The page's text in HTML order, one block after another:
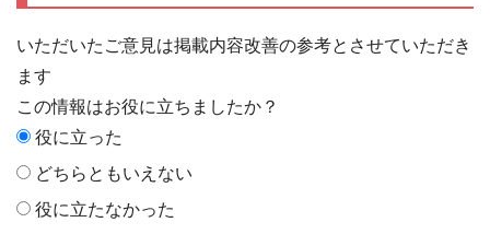
いただいたご意見は掲載内容改善の参考とさせていただき
ます
この情報はお役に立ちましたか？
役に立った
どちらともいえない
役に立たなかった